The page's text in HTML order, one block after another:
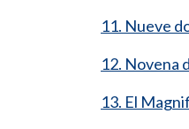
11. Nueve
12. Novena
13. El